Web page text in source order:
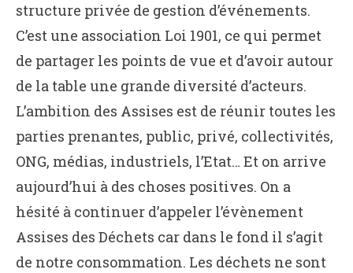
structure privée de gestion d’événements.
C’est une association Loi 1901, ce qui permet
de partager les points de vue et d’avoir autour
de la table une grande diversité d’acteurs.
L’ambition des Assises est de réunir toutes les
parties prenantes, public, privé, collectivités,
ONG, médias, industriels, l’Etat… Et on arrive
aujourd’hui à des choses positives. On a
hésité à continuer d’appeler l’évènement
Assises des Déchets car dans le fond il s’agit
de notre consommation. Les déchets ne sont